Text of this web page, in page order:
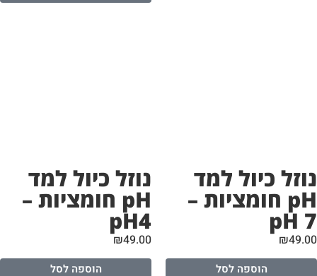
כיול למד
pH חומציות –
pH
₪
הוספה לסל
נוזל כיול למד
pH חומציות –
pH4
₪49.00
הוספה לסל